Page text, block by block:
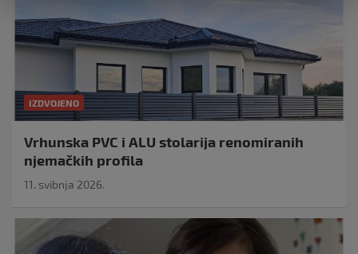
IZDVOJENO
Vrhunska PVC i ALU stolarija renomiranih
njemačkih profila
11. svibnja 2026.